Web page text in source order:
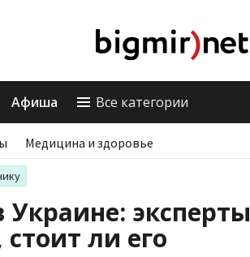
Афиша Все категории
Медицина и здоровье
эксперты
ли его